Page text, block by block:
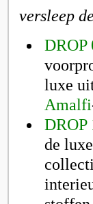
versleep
luxe
Amalfi
DROP
de